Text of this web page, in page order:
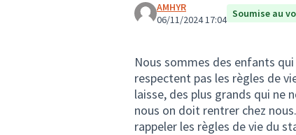
AMHYR
06/11/2024 17:04 Soumise au
Nous sommes des enfants
respectent pas les règles de
laisse, des plus grands qui ne
nous on doit rentrer chez
rappeler les règles de vie du